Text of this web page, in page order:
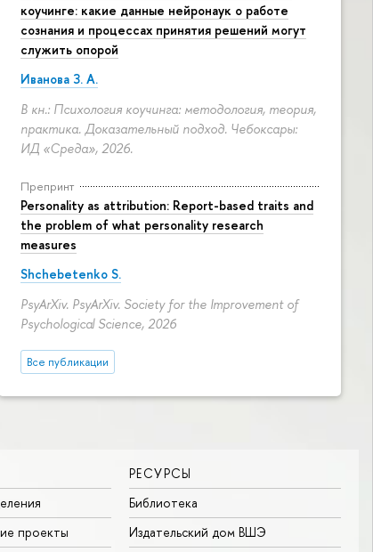
коучинге: какие данные нейронаук о работе
сознания и процессах принятия решений могут
служить опорой
Иванова З. А.
В кн.: Психология коучинга: методология, теория,
практика. Доказательный подход. Чебоксары:
ИД «Среда», 2026.
Препринт
Personality as attribution: Report-based traits and
the problem of what personality research
measures
Shchebetenko S.
PsyArXiv. PsyArXiv. Society for the Improvement of
Psychological Science, 2026
Все публикации
проекты
РЕСУРСЫ
Библиотека
Издательский дом ВШЭ